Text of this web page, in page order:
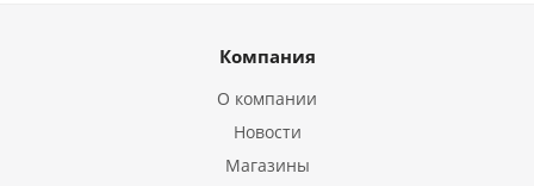
Компания
О компании
Новости
Магазины